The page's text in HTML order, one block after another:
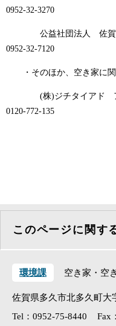
0952-32-3270
公益社団法人 佐賀
0952-32-7120
・そのほか、空き家に関
(株)ジチタイアド ア
0120-772-135
このページに関す
環境課 空き家・空
佐賀県多久市北多久町大
Tel：0952-75-8440
Fax